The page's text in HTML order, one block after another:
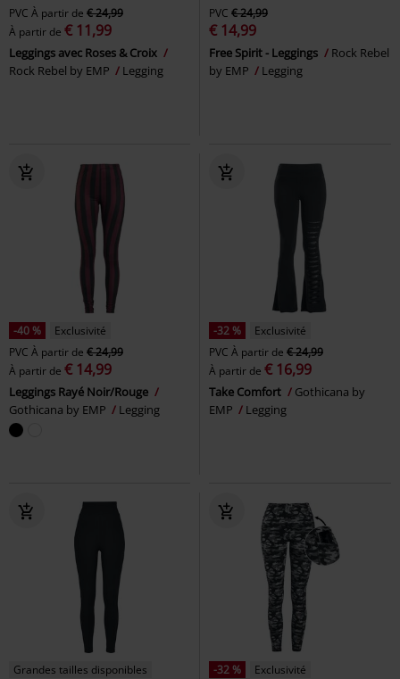
PVC À partir de € 24,99
À partir de € 11,99
Leggings avec Roses & Croix
Rock Rebel by EMP
Legging
PVC € 24,99
€ 14,99
Free Spirit - Leggings
Rock Rebel
by EMP
Legging
-40 %
Exclusivité
PVC À partir de € 24,99
À partir de € 14,99
Leggings Rayé Noir/Rouge
Gothicana by EMP
Legging
-32 %
Exclusivité
PVC À partir de € 24,99
À partir de € 16,99
Take Comfort
Gothicana by
EMP
Legging
Grandes tailles disponibles -32 %
Exclusivité